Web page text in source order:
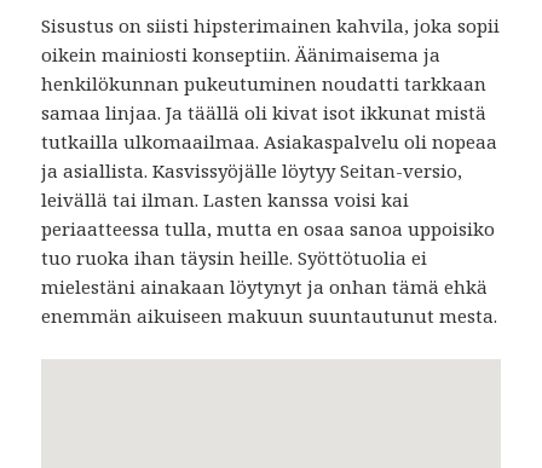
Sisustus on siisti hipsterimainen kahvila, joka sopii
oikein mainiosti konseptiin. Äänimaisema ja
henkilökunnan pukeutuminen noudatti tarkkaan
samaa linjaa. Ja täällä oli kivat isot ikkunat mistä
tutkailla ulkomaailmaa. Asiakaspalvelu oli nopeaa
ja asiallista. Kasvissyöjälle löytyy Seitan-versio,
leivällä tai ilman. Lasten kanssa voisi kai
periaatteessa tulla, mutta en osaa sanoa uppoisiko
tuo ruoka ihan täysin heille. Syöttötuolia ei
mielestäni ainakaan löytynyt ja onhan tämä ehkä
enemmän aikuiseen makuun suuntautunut mesta.